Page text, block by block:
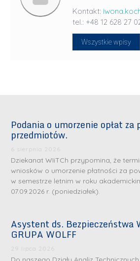
Kontakt:
tel.: +48 12 628 27
Wszystkie wpisy
Podania o umorzenie opłat za
przedmiotów.
6 sierpnia 2026
Dziekanat WIiTCh przypomina, że
wniosków o umorzenie płatności za
w semestrze letnim w roku
07.09.2026 r. (poniedziałek).
Asystent ds. Bezpieczeństwa
GRUPA WOLFF
29 lipca 2026